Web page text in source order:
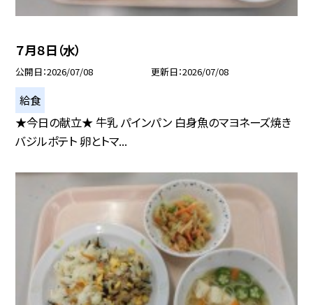
７月８日（水）
公開日 2026/07/08 更新日 2026/07/08
給食
★今日の献立★ 牛乳 パインパン 白身魚のマヨネーズ焼き
バジルポテト 卵とトマ...